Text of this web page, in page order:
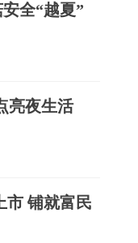
全“越夏”
亮夜生活
市 铺就富民